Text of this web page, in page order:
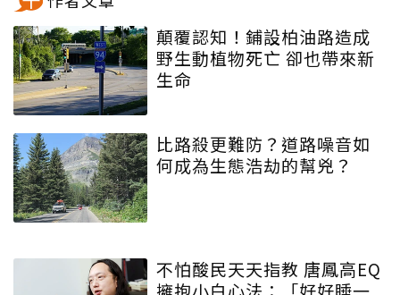
顛覆認知！鋪設柏油路造成
野生動植物死亡 卻也帶來新
生命
比路殺更難防？道路噪音如
何成為生態浩劫的幫兇？
不怕酸民天天指教 唐鳳高EQ